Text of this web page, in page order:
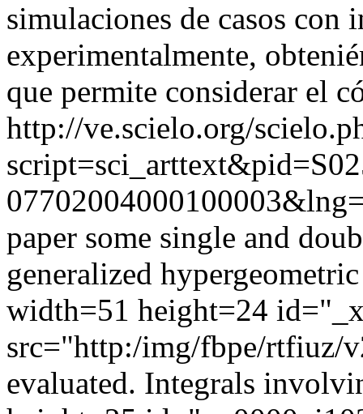
simulaciones de casos con
experimentalmente,
que permite considerar el
http://ve.scielo.org/
paper some single and
generalized
width=51 height=24
src="http:/img/fbpe/rtfiuz/
evaluated. Integrals